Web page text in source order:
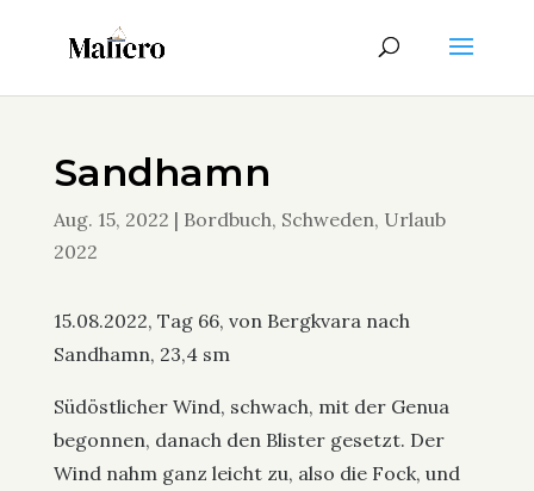
Sandhamn
Aug. 15, 2022 | Bordbuch, Schweden, Urlaub
2022
15.08.2022, Tag 66, von Bergkvara nach
Sandhamn, 23,4 sm
Südöstlicher Wind, schwach, mit der Genua
begonnen, danach den Blister gesetzt. Der
Wind nahm ganz leicht zu, also die Fock, und